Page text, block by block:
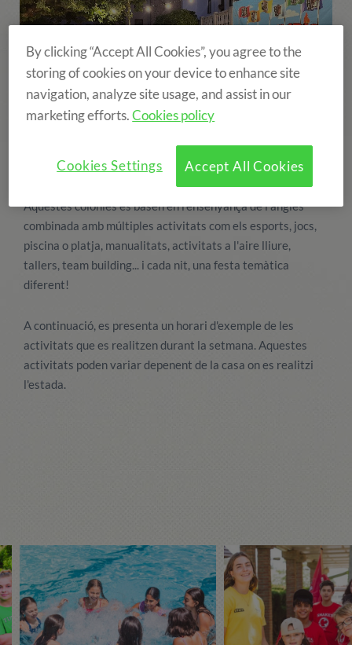
Aquestes colònies es basen en l'ensenyança de l'anglès
combinada amb múltiples activitats com els esports, jocs,
piscina o platja, manualitats, activitats a l'aire lliure,
tallers, team building... i cada nit, una festa temàtica
diferent!
A continuació, es presenta un horari d'exemple de les
activitats que es realitzen durant la setmana. Aquestes
activitats poden variar depenent de la casa on es realitzi
l'estada.
By clicking “Accept All Cookies”, you agree to the
storing of cookies on your device to enhance site
navigation, analyze site usage, and assist in our
marketing efforts.Cookies policy
Accept All Cookies
Cookies Settings